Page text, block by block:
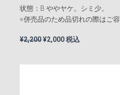
状態：B ややヤケ。シミ少。
※併売品のため品切れの際はご容
¥2,200元
¥2,000現
税込